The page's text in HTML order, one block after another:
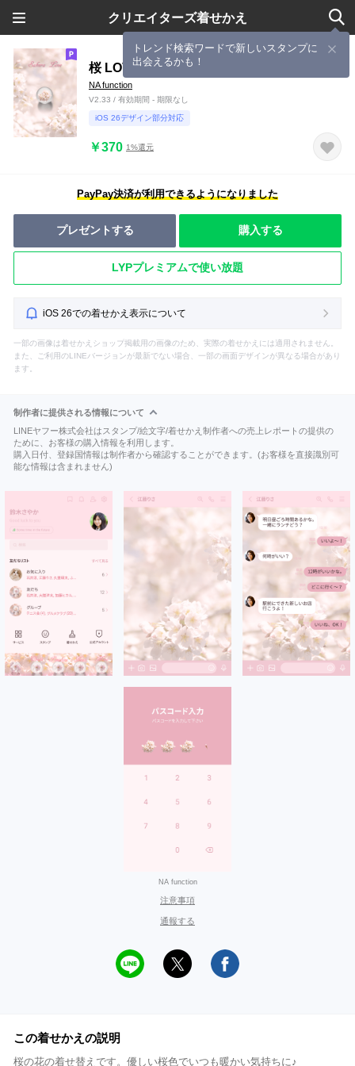
クリエイターズ着せかえ
トレンド検索ワードで新しいスタンプに
出会えるかも！
桜 LOVE
NA function
V2.33 / 有効期間 - 期限なし
iOS 26デザイン部分対応
￥370 1%還元
PayPay決済が利用できるようになりました
プレゼントする 購入する
LYPプレミアムで使い放題
iOS 26での着せかえ表示について
一部の画像は着せかえショップ掲載用の画像のため、実際の着せかえには適用されません。
また、ご利用のLINEバージョンが最新でない場合、一部の画面デザインが異なる場合があり
ます。
制作者に提供される情報について
LINEヤフー株式会社はスタンプ/絵文字/着せかえ制作者への売上レポートの提供の
ために、お客様の購入情報を利用します。
購入日付、登録国情報は制作者から確認することができます。(お客様を直接識別可
能な情報は含まれません)
NA function
注意事項
通報する
この着せかえの説明
桜の花の着せ替えです。優しい桜色でいつも暖かい気持ちに♪